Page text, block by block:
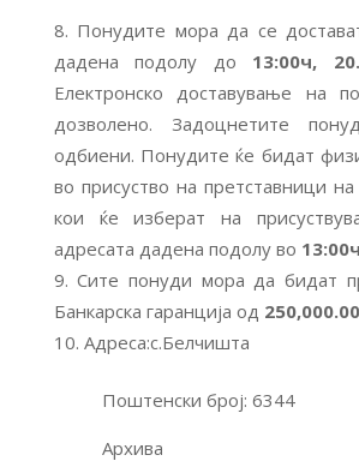
Понудите мора да се
дадена подолу до 13:00ч,
Електронско доставување на
дозволено. Задоцнетите
одбиени. Понудите ќе бидат
во присуство на претставници
кои ќе изберат на
адресата дадена подолу во
Сите понуди мора да бидат
Банкарска гаранција од
Адреса:с.Белчишта
Поштенски број: 6344
Архива